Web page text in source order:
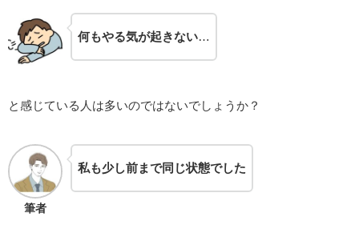
何もやる気が起きない…
と感じている人は多いのではないでしょうか？
筆者
私も少し前まで同じ状態でした